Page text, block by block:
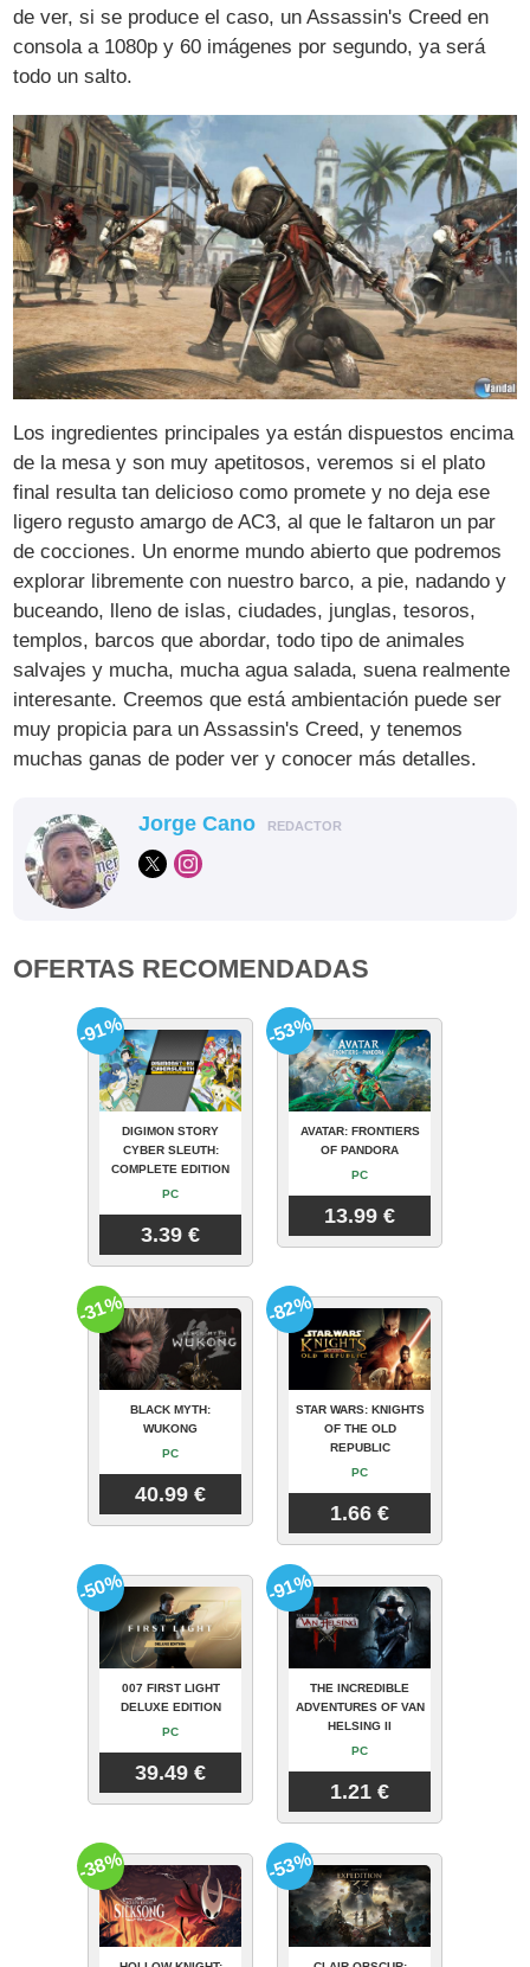
de ver, si se produce el caso, un Assassin's Creed en
consola a 1080p y 60 imágenes por segundo, ya será
todo un salto.
Los ingredientes principales ya están dispuestos encima
de la mesa y son muy apetitosos, veremos si el plato
final resulta tan delicioso como promete y no deja ese
ligero regusto amargo de AC3, al que le faltaron un par
de cocciones. Un enorme mundo abierto que podremos
explorar libremente con nuestro barco, a pie, nadando y
buceando, lleno de islas, ciudades, junglas, tesoros,
templos, barcos que abordar, todo tipo de animales
salvajes y mucha, mucha agua salada, suena realmente
interesante. Creemos que está ambientación puede ser
muy propicia para un Assassin's Creed, y tenemos
muchas ganas de poder ver y conocer más detalles.
Jorge Cano REDACTOR
OFERTAS RECOMENDADAS
DIGIMON STORY
CYBER SLEUTH:
COMPLETE EDITION
PC
3.39 €
-91%
AVATAR: FRONTIERS
OF PANDORA
PC
13.99 €
-53%
BLACK MYTH:
WUKONG
PC
40.99 €
-31%
STAR WARS: KNIGHTS
OF THE OLD
REPUBLIC
PC
1.66 €
-82%
007 FIRST LIGHT
DELUXE EDITION
PC
39.49 €
-50%
THE INCREDIBLE
ADVENTURES OF VAN
HELSING II
PC
1.21 €
-91%
-38% -53%